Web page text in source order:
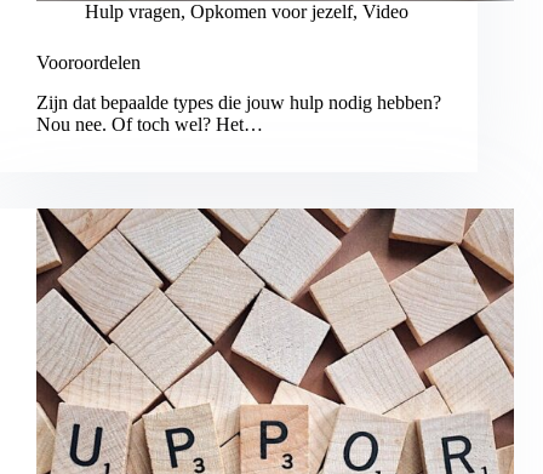
Hulp vragen, Opkomen voor jezelf, Video
Vooroordelen
Zijn dat bepaalde types die jouw hulp nodig hebben?
Nou nee. Of toch wel? Het…